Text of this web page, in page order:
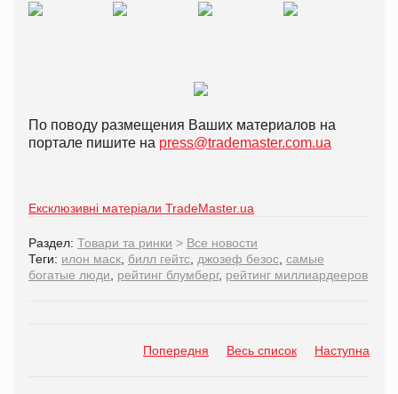
По поводу размещения Ваших материалов на
портале пишите на press@trademaster.com.ua
Ексклюзивні матеріали TradeMaster.ua
Раздел: Товари та ринки > Все новости
Теги: илон маск билл гейтс джозеф безос самые
богатые люди
рейтинг блумберг, рейтинг миллиардееров
Попередня Весь список Наступна